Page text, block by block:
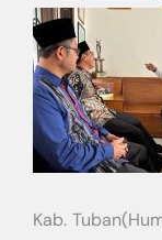
Kab.